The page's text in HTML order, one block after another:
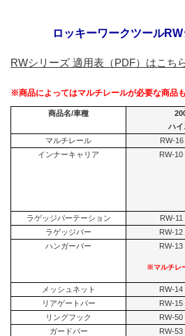
ロッキーワークツール
RWシリーズ 適用表（PDF）はこち
※商品によってはマルチレールが必要な商品も
商品名/車種
ハイ
マルチレール
RW-16
インナーキャリア
RW-10
ラゲッジパーテーション RW-11
ラゲッジバー
RW-12
ハンガーバー
RW-13
※マルチレ
メッシュネット RW-14
リアゲートバー
RW-15
リングフック
RW-50
ガードバー
RW-53